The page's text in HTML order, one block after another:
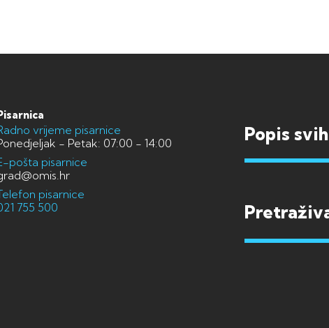
vrijeme pisarnice
- Petak: 07:00 - 14:00
pošta pisarnice
pisarnice
755 500
Popis